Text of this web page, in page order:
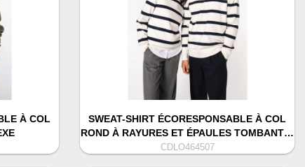
À COL
SWEAT-SHIRT ÉCORESPONSABLE À COL
ROND À RAYURES ET ÉPAULES TOMBANT…
CDLO464507